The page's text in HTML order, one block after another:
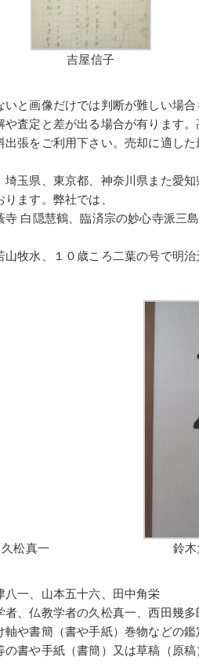
吉屋信子
と画像だけでは判断が難しい場
査定と差が出る場合が有ります
張をご利用下さい。売却に適し
玉県、東京都、神奈川県また愛
ます。弊社では、
白隠慧鶴、臨済宗の妙心寺派三
牧水、１０歳ころ二葉の号で明
松真一 鈴
一、山本五十六、田中角栄
者、仏教学者の久松真一、西田幾
や書簡（書や手紙）巻物などの
書や手紙（書簡）又は草稿（原